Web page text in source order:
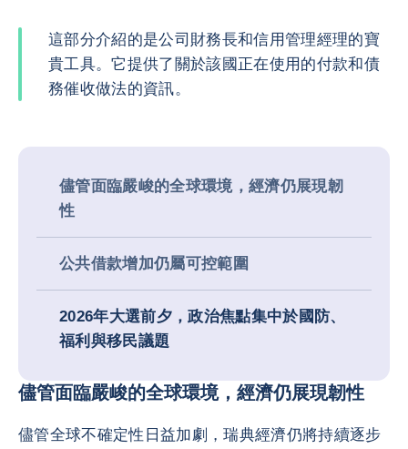
這部分介紹的是公司財務長和信用管理經理的寶
貴工具。它提供了關於該國正在使用的付款和債
務催收做法的資訊。
儘管面臨嚴峻的全球環境，經濟仍展現韌
性
公共借款增加仍屬可控範圍
2026年大選前夕，政治焦點集中於國防、
福利與移民議題
儘管面臨嚴峻的全球環境，經濟仍展現韌性
儘管全球不確定性日益加劇，瑞典經濟仍將持續逐步